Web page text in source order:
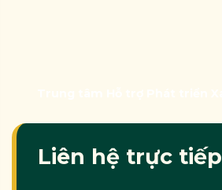
Liên hệ trực tiếp